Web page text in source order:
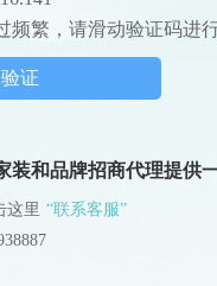
频繁，请滑动验证码进
证
和品牌招商代理提供
这里 “联系客服”